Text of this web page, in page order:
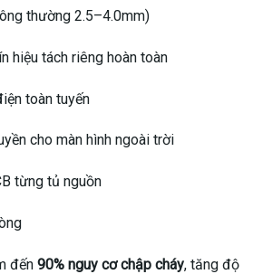
thường 2.5–4.0mm)
hiệu tách riêng hoàn toàn
toàn tuyến
cho màn hình ngoài trời
từng tủ nguồn
đến 90% nguy cơ chập cháy, tăng độ